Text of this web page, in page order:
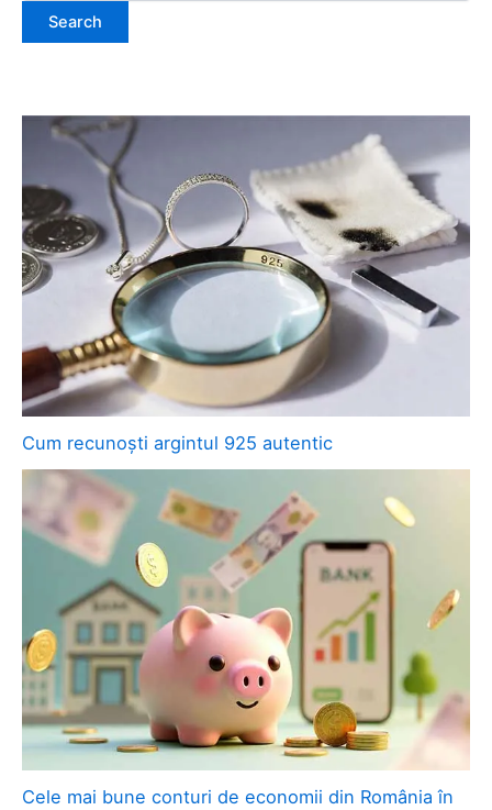
Cum recunoști argintul 925 autentic
Cele mai bune conturi de economii din România în